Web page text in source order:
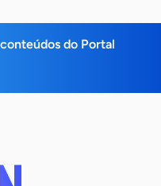
do Portal